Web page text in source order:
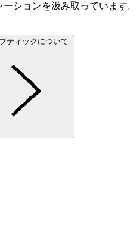
ションを汲み取っています。
ティックについて